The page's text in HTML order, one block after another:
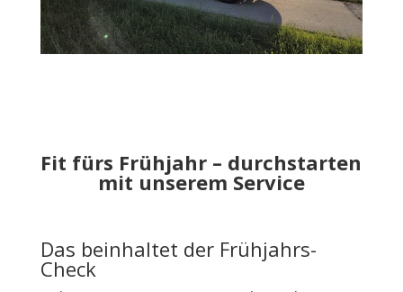
Fit fürs Frühjahr – durchstarten
mit unserem Service
Das beinhaltet der Frühjahrs-
Check